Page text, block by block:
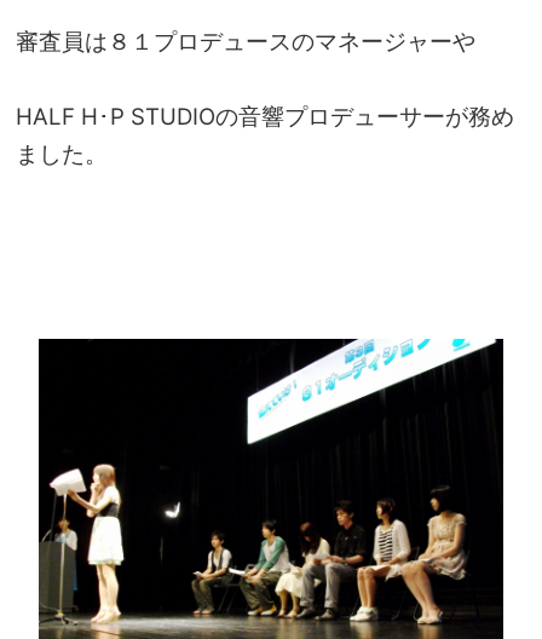
審査員は８１プロデュースのマネージャーや
HALF H･P STUDIOの音響プロデューサーが務め
ました。